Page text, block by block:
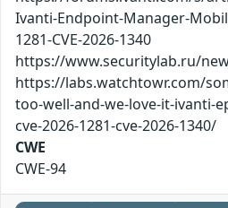
Ivanti-Endpoint-Manager-
1281-CVE-2026-1340
https://www.securitylab.ru/
https://labs.watchtowr.com/
too-well-and-we-love-it-ivanti-
cve-2026-1281-cve-2026-1340/
CWE
CWE-94